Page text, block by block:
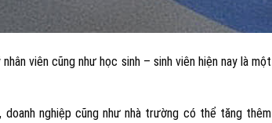
viên cũng như học sinh – sinh viên hiện nay là một
nghiệp cũng như nhà trường có thể tăng thêm